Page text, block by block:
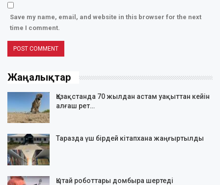
Save my name, email, and website in this browser for the next
time I comment.
Жаңалықтар
Қазақстанда 70 жылдан астам уақыттан кейін
алғаш рет…
Таразда үш бірдей кітапхана жаңғыртылды
Қытай роботтары домбыра шертеді